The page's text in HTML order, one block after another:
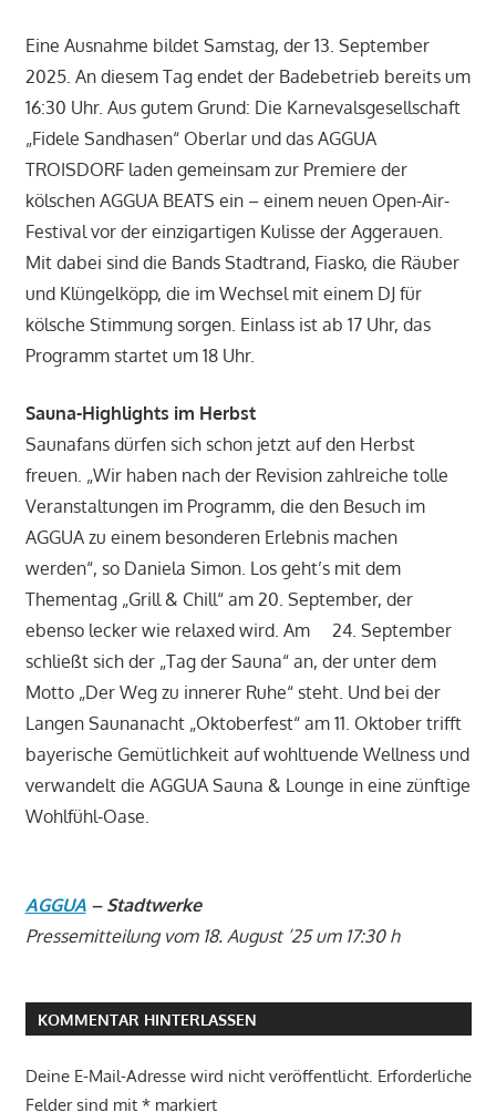
Eine Ausnahme bildet Samstag, der 13. September
2025. An diesem Tag endet der Badebetrieb bereits um
16:30 Uhr. Aus gutem Grund: Die Karnevalsgesellschaft
„Fidele Sandhasen“ Oberlar und das AGGUA
TROISDORF laden gemeinsam zur Premiere der
kölschen AGGUA BEATS ein – einem neuen Open-Air-
Festival vor der einzigartigen Kulisse der Aggerauen.
Mit dabei sind die Bands Stadtrand, Fiasko, die Räuber
und Klüngelköpp, die im Wechsel mit einem DJ für
kölsche Stimmung sorgen. Einlass ist ab 17 Uhr, das
Programm startet um 18 Uhr.
Sauna-Highlights im Herbst
Saunafans dürfen sich schon jetzt auf den Herbst
freuen. „Wir haben nach der Revision zahlreiche tolle
Veranstaltungen im Programm, die den Besuch im
AGGUA zu einem besonderen Erlebnis machen
werden“, so Daniela Simon. Los geht’s mit dem
Thementag „Grill & Chill“ am 20. September, der
ebenso lecker wie relaxed wird. Am 24. September
schließt sich der „Tag der Sauna“ an, der unter dem
Motto „Der Weg zu innerer Ruhe“ steht. Und bei der
Langen Saunanacht „Oktoberfest“ am 11. Oktober trifft
bayerische Gemütlichkeit auf wohltuende Wellness und
verwandelt die AGGUA Sauna & Lounge in eine zünftige
Wohlfühl-Oase.
AGGUA– Stadtwerke
Pressemitteilung vom 18. August ’25 um 17:30 h
KOMMENTAR HINTERLASSEN
Deine E-Mail-Adresse wird nicht veröffentlicht. Erforderliche
Felder sind mit *markiert